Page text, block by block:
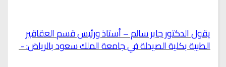
يقول الدكتور جابر سالم – أستاذ ورئيس قسمالعقاقير
الطبية بكلية الصيدلة في جامعة الملك سعود بالرياض- :